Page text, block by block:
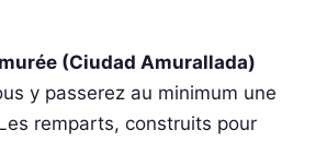
(Ciudad Amurallada)
y passerez au minimum une
remparts, construits pour